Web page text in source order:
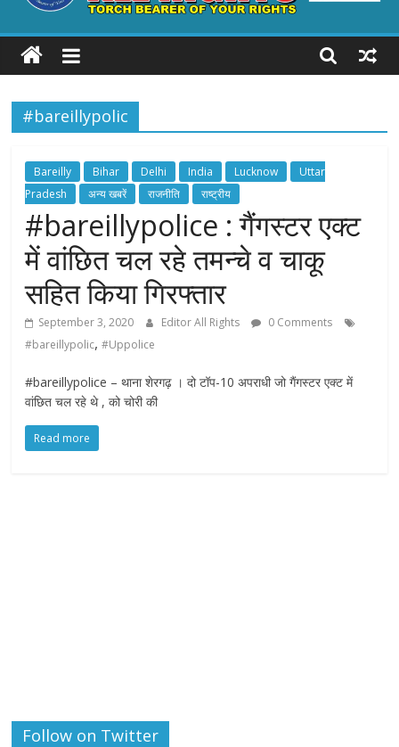
ALL
RIGHTS
Torch
of
your
Rights
#bareillypolic
Bareilly Bihar Delhi India Lucknow
Uttar
Pradesh
अन्य खबरें राजनीति राष्ट्रीय
#bareillypolice : गैंगस्टर एक्ट
में वांछित चल रहे तमन्चे व चाकू
सहित किया गिरफ्तार
September 3, 2020 Editor All Rights
0 Comments
#bareillypolic,#Uppolice
#bareillypolice – थाना शेरगढ़ । दो टॉप-10 अपराधी जो गैंगस्टर एक्ट में
वांछित चल रहे थे , को चोरी की
Read more
Follow on Twitter